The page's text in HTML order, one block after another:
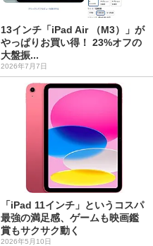
13インチ「iPad Air （M3）」が
やっぱりお買い得！ 23%オフの
大盤振...
2026年7月7日
「iPad 11インチ」というコスパ
最強の満足感、ゲームも映画鑑
賞もサクサク動く
2026年5月10日